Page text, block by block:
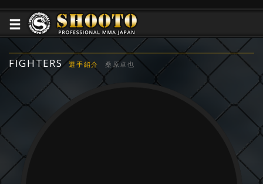
FIGHTERS 選手紹介 桑原卓也